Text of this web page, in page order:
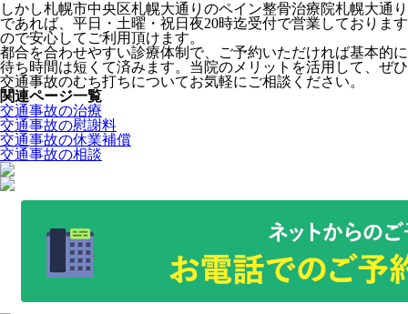
しかし札幌市中央区札幌大通りのペイン整骨治療院札幌大通り
であれば、平日・土曜・祝日夜20時迄受付で営業しております
ので安心してご利用頂けます。
都合を合わせやすい診療体制で、ご予約いただければ基本的に
待ち時間は短くて済みます。当院のメリットを活用して、ぜひ
交通事故のむち打ちについてお気軽にご相談ください。
関連ページ一覧
交通事故の治療
交通事故の慰謝料
交通事故の休業補償
交通事故の相談